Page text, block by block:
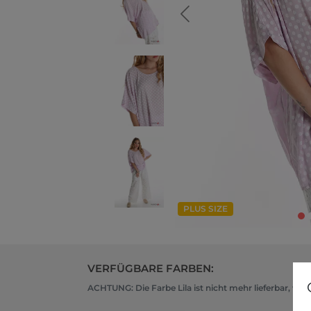
PLUS SIZE
VERFÜGBARE FARBEN:
ACHTUNG: Die Farbe Lila ist nicht mehr lieferbar,